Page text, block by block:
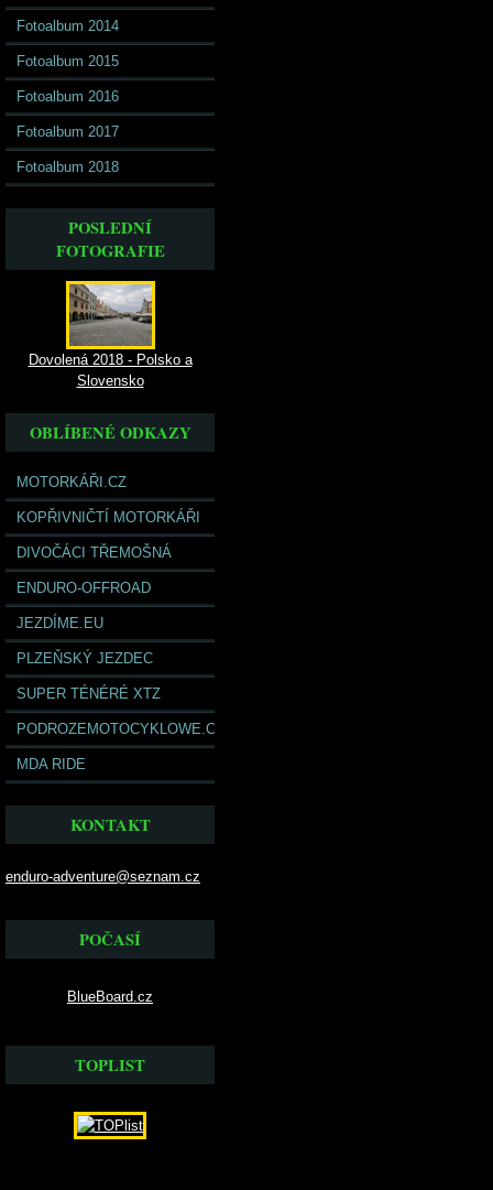
Fotoalbum 2014
Fotoalbum 2015
Fotoalbum 2016
Fotoalbum 2017
Fotoalbum 2018
POSLEDNÍ
FOTOGRAFIE
Dovolená 2018 - Polsko a
Slovensko
OBLÍBENÉ ODKAZY
MOTORKÁŘI.CZ
KOPŘIVNIČTÍ MOTORKÁŘI
DIVOČÁCI TŘEMOŠNÁ
ENDURO-OFFROAD
JEZDÍME.EU
PLZEŇSKÝ JEZDEC
SUPER TÉNÉRÉ XTZ
PODROZEMOTOCYKLOWE.COM
MDA RIDE
KONTAKT
enduro-adventure@seznam.cz
POČASÍ
BlueBoard.cz
TOPLIST